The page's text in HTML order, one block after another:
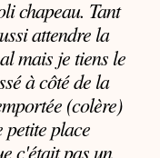
chapeau. Tant
attendre la
mais je tiens le
à côté de la
(colère)
petite place
c'était pas un